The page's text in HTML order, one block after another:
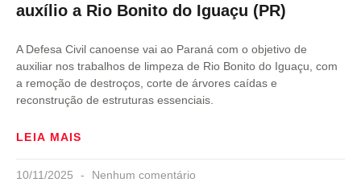
auxílio a Rio Bonito do Iguaçu (PR)
A Defesa Civil canoense vai ao Paraná com o objetivo de
auxiliar nos trabalhos de limpeza de Rio Bonito do Iguaçu, com
a remoção de destroços, corte de árvores caídas e
reconstrução de estruturas essenciais.
LEIA MAIS
10/11/2025 Nenhum comentário